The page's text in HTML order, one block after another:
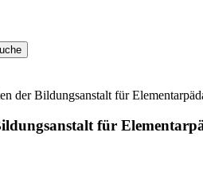
der Bildungsanstalt für
für